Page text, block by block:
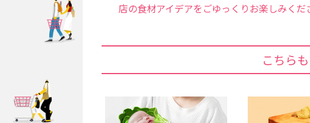
店の食材アイデアをごゆっくりお楽しみくだ
こちら